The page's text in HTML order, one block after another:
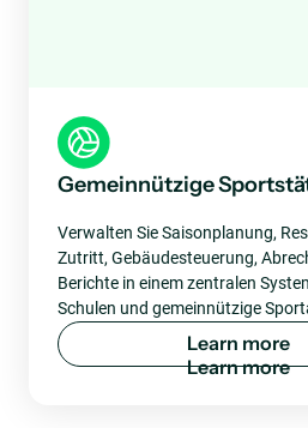
Gemeinnützige
Verwalten Sie Saisonplanung,
Zutritt, Gebäudesteuerung,
Berichte in einem zentralen
Schulen und gemeinnützige
Learn more